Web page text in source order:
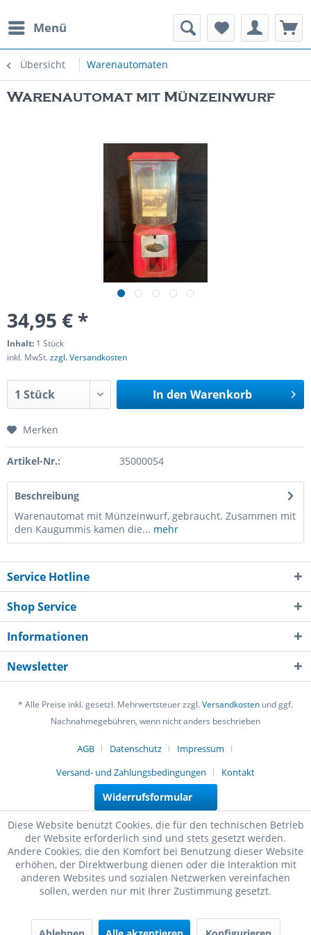
Menü
Übersicht Warenautomaten
Spielautomaten
Warenautomat mit Münzeinwurf
34,95 € *
Inhalt: 1 Stück
inkl. MwSt.zzgl. Versandkosten
In den Warenkorb
Merken
Artikel-Nr.: 35000054
Beschreibung
Warenautomat mit Münzeinwurf, gebraucht. Zusammen mit
den Kaugummis kamen die... mehr
Service Hotline
Shop Service
Informationen
Newsletter
* Alle Preise inkl. gesetzl. Mehrwertsteuer zzgl.Versandkosten und ggf.
Nachnahmegebühren, wenn nicht anders beschrieben
AGB Datenschutz
Impressum
Versand- und Zahlungsbedingungen
Kontakt
Widerrufsformular
Diese Website benutzt Cookies, die für den technischen Betrieb
der Website erforderlich sind und stets gesetzt werden.
Andere Cookies, die den Komfort bei Benutzung dieser Website
erhöhen, der Direktwerbung dienen oder die Interaktion mit
anderen Websites und sozialen Netzwerken vereinfachen
sollen, werden nur mit Ihrer Zustimmung gesetzt.